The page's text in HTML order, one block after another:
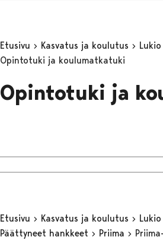
Etusivu Kasvatus ja koulutus Lukio
Opintotuki ja koulumatkatuki
Opintotuki ja
Etusivu Kasvatus ja koulutus Lukio
Päättyneet hankkeet
Priima